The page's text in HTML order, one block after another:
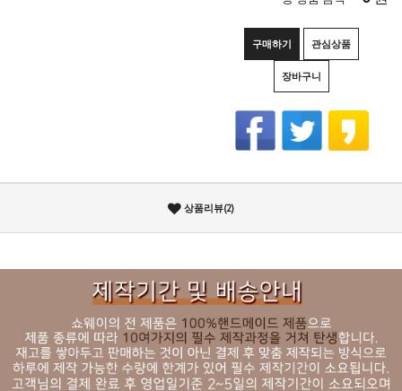
구매하기 관심상품
장바구니
상품리뷰(2)